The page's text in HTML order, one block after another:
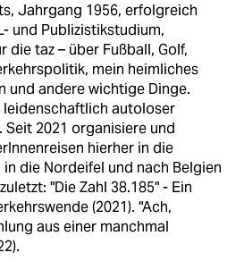
Jahrgang 1956, erfolgreich
und Publizistikstudium,
die taz – über Fußball, Golf,
mein heimliches
und andere wichtige Dinge.
autoloser
Seit 2021 organisiere und
hierher in die
in die Nordeifel und nach Belgien
"Die Zahl 38.185" - Ein
(2021). "Ach,
aus einer manchmal